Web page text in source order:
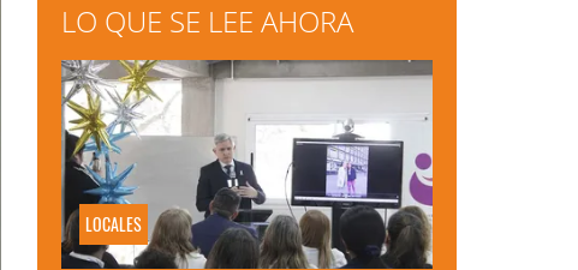
LO QUE SE LEE AHORA
LOCALES